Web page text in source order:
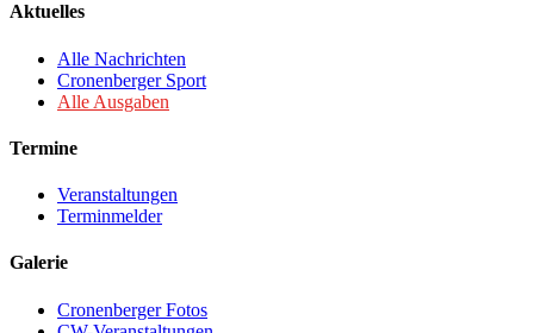
Aktuelles
Alle Nachrichten
Cronenberger Sport
Alle Ausgaben
Termine
Veranstaltungen
Terminmelder
Galerie
Cronenberger Fotos